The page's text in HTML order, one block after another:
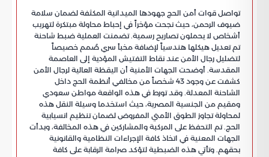
تواصل قوات أمن الحج جهودها الميدانية المكثفة لضمان سلامة
ضيوف الرحمن، حيث نجحت مؤخراً في إحباط محاولة مبتكرة لتهريب
أشخاص لا يحملون تصاريح رسمية. تضمنت العملية ضبط شاحنة
تم تعديل هيكلها هندسياً لإضافة مخبأ سري صُمم خصيصاً
لتضليل رجال الأمن عند نقاط التفتيش المؤدية إلى العاصمة
المقدسة. أوضحت الجهات الأمنية أن اليقظة العالية لرجال الأمن
كشفت عن وجود 43 شخصاً من مخالفي أنظمة الحج داخل
الشاحنة المعدلة. وقد تورط في هذه الواقعة مواطن سعودي
ومقيم من الجنسية المصرية، حيث استخدما وسيلة النقل هذه
لمحاولة تجاوز الطوق الأمني المفروض لضمان تنظيم انسيابية
الحج. تم التحفظ على المركبة والمشاركين في هذه المخالفة، وبدأت
الجهات المعنية في اتخاذ كافة الإجراءات النظامية والقانونية
بحقهم. وتأتي هذه الضبطية لتؤكد صرامة الرقابة على كافة